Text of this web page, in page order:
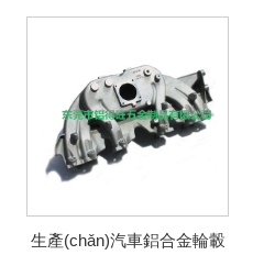
生產(chǎn)汽車鋁合金輪轂